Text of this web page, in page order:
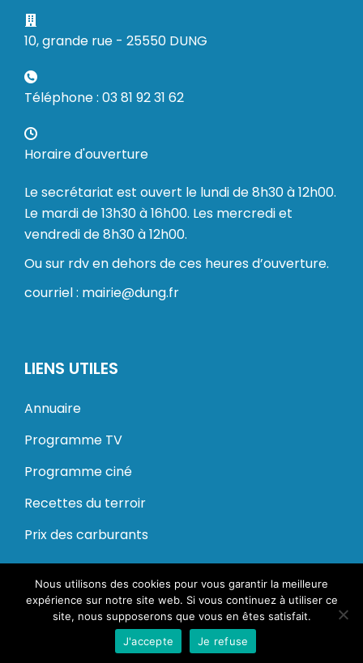
10, grande rue - 25550 DUNG
Téléphone : 03 81 92 31 62
Horaire d'ouverture
Le secrétariat est ouvert le lundi de 8h30 à 12h00.
Le mardi de 13h30 à 16h00. Les mercredi et
vendredi de 8h30 à 12h00.
Ou sur rdv en dehors de ces heures d’ouverture.
courriel : mairie@dung.fr
LIENS UTILES
Annuaire
Programme TV
Programme ciné
Recettes du terroir
Prix des carburants
© 2020 – 2024 Dung. Tous droits réservés.
Mentions légales
CGU
Nous utilisons des cookies pour vous garantir la meilleure
expérience sur notre site web. Si vous continuez à utiliser ce
site, nous supposerons que vous en êtes satisfait.
J'accepte
Je refuse